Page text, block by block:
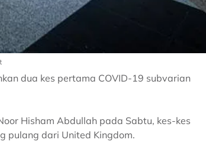
dua kes pertama COVID-19 subvarian
Hisham Abdullah pada Sabtu, kes-kes
pulang dari United Kingdom.